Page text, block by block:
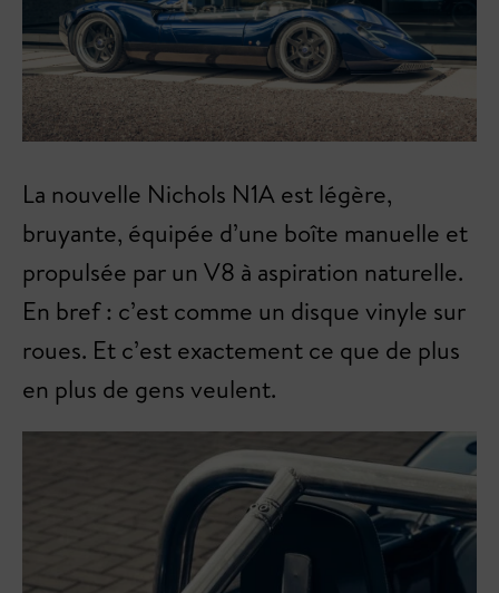
La nouvelle Nichols N1A est légère,
bruyante, équipée d’une boîte manuelle et
propulsée par un V8 à aspiration naturelle.
En bref : c’est comme un disque vinyle sur
roues. Et c’est exactement ce que de plus
en plus de gens veulent.